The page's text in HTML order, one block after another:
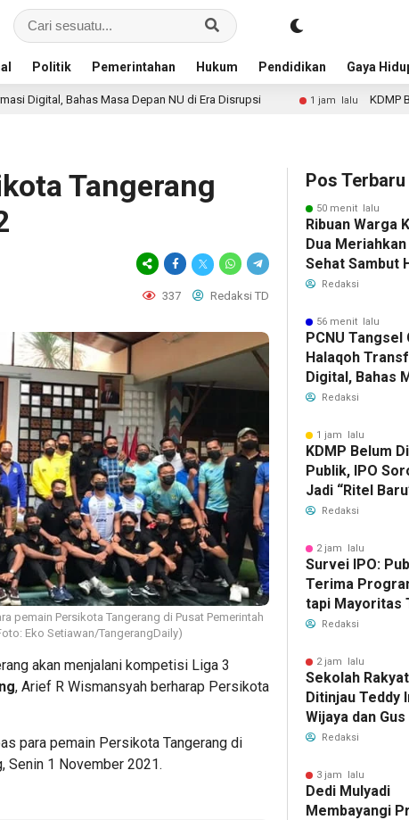
Politik Pemerintahan Hukum Pendidikan Gaya
NU di Era Disrupsi 1 jam lalu KDMP Belum Dipahami Publik,
Tangerang
337 Redaksi TD
pemain Persikota Tangerang di Pusat Pemerintah
Eko Setiawan/TangerangDaily)
akan menjalani kompetisi Liga 3
, Arief R Wismansyah berharap Persikota
para pemain Persikota Tangerang di
Senin 1 November 2021.
Pos Terbaru
50 menit lalu
Ribuan Warga
Dua
Sehat Sambut
RI
Redaksi
56 menit lalu
PCNU Tangsel
Halaqoh
Digital, Bahas
Depan NU di
Redaksi
1 jam lalu
KDMP Belum
Publik, IPO
Jadi “Ritel
Redaksi
2 jam lalu
Survei IPO:
Terima
tapi Mayoritas
dengan
Redaksi
2 jam lalu
Sekolah
Ditinjau Teddy
Wijaya dan Gus
Redaksi
3 jam lalu
Dedi Mulyadi
Membayangi